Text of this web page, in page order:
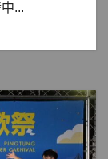
...